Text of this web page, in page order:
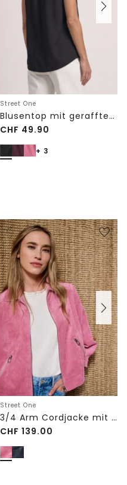
Street One
Blusentop mit gerafftem Rundhals
CHF 49.90
+ 3
Street One
3/4 Arm Cordjacke mit Hemdkragen
CHF 139.00